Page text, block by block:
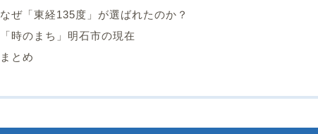
なぜ「東経135度」が選ばれたのか？
「時のまち」明石市の現在
まとめ